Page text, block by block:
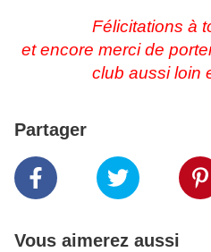
Félicitations à
et encore merci de
club aussi loin
Partager
Vous aimerez aussi